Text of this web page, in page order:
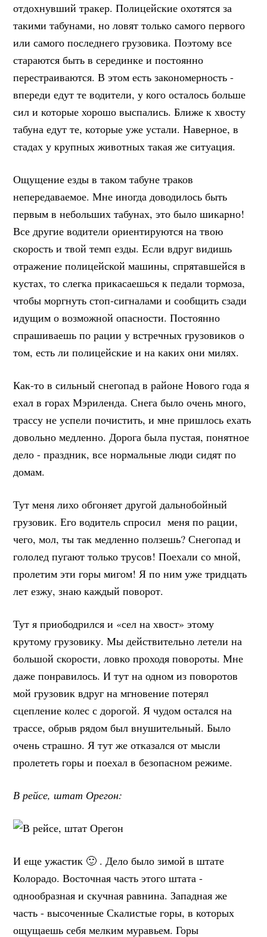
отдохнувший тракер. Полицейские охотятся за
такими табунами, но ловят только самого первого
или самого последнего грузовика. Поэтому все
стараются быть в серединке и постоянно
перестраиваются. В этом есть закономерность -
впереди едут те водители, у кого осталось больше
сил и которые хорошо выспались. Ближе к хвосту
табуна едут те, которые уже устали. Наверное, в
стадах у крупных животных такая же ситуация.
Ощущение езды в таком табуне траков
непередаваемое. Мне иногда доводилось быть
первым в небольших табунах, это было шикарно!
Все другие водители ориентируются на твою
скорость и твой темп езды. Если вдруг видишь
отражение полицейской машины, спрятавшейся в
кустах, то слегка прикасаешься к педали тормоза,
чтобы моргнуть стоп-сигналами и сообщить сзади
идущим о возможной опасности. Постоянно
спрашиваешь по рации у встречных грузовиков о
том, есть ли полицейские и на каких они милях.
Как-то в сильный снегопад в районе Нового года я
ехал в горах Мэриленда. Снега было очень много,
трассу не успели почистить, и мне пришлось ехать
довольно медленно. Дорога была пустая, понятное
дело - праздник, все нормальные люди сидят по
домам.
Тут меня лихо обгоняет другой дальнобойный
грузовик. Его водитель спросил меня по рации,
чего, мол, ты так медленно ползешь? Снегопад и
гололед пугают только трусов! Поехали со мной,
пролетим эти горы мигом! Я по ним уже тридцать
лет езжу, знаю каждый поворот.
Тут я приободрился и «сел на хвост» этому
крутому грузовику. Мы действительно летели на
большой скорости, ловко проходя повороты. Мне
даже понравилось. И тут на одном из поворотов
мой грузовик вдруг на мгновение потерял
сцепление колес с дорогой. Я чудом остался на
трассе, обрыв рядом был внушительный. Было
очень страшно. Я тут же отказался от мысли
пролететь горы и поехал в безопасном режиме.
В рейсе, штат Орегон:
И еще ужастик 🙂 . Дело было зимой в штате
Колорадо. Восточная часть этого штата -
однообразная и скучная равнина. Западная же
часть - высоченные Скалистые горы, в которых
ощущаешь себя мелким муравьем. Горы